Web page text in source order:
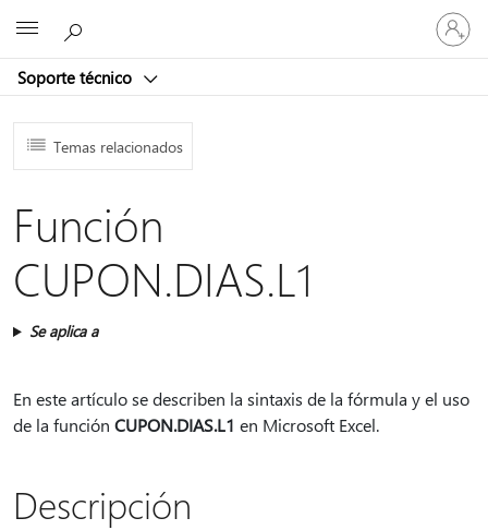
Soporte técnico
Iniciar
sesión
en
cuenta
Temas relacionados
Función
CUPON.DIAS.L1
Se aplica a
En este artículo se describen la sintaxis de la fórmula y el uso
de la función CUPON.DIAS.L1 en Microsoft Excel.
Descripción